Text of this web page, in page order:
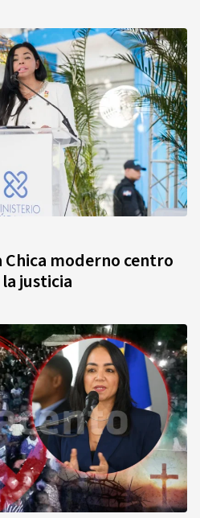
Chica moderno centro
justicia